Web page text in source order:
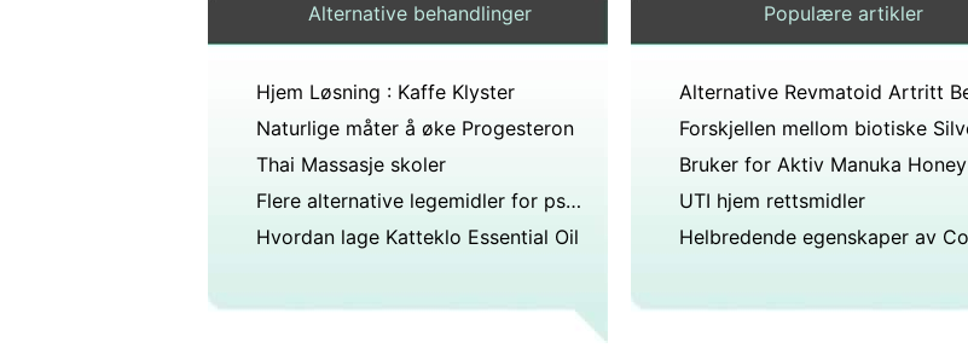
Alternative behandlinger
Hjem Løsning : Kaffe Klyster
Naturlige måter å øke Progesteron
Thai Massasje skoler
Flere alternative legemidler for psoriasis
Hvordan lage Katteklo Essential Oil
Populære artikler
Bruker for Aktiv Manuka Honey
UTI hjem rettsmidler